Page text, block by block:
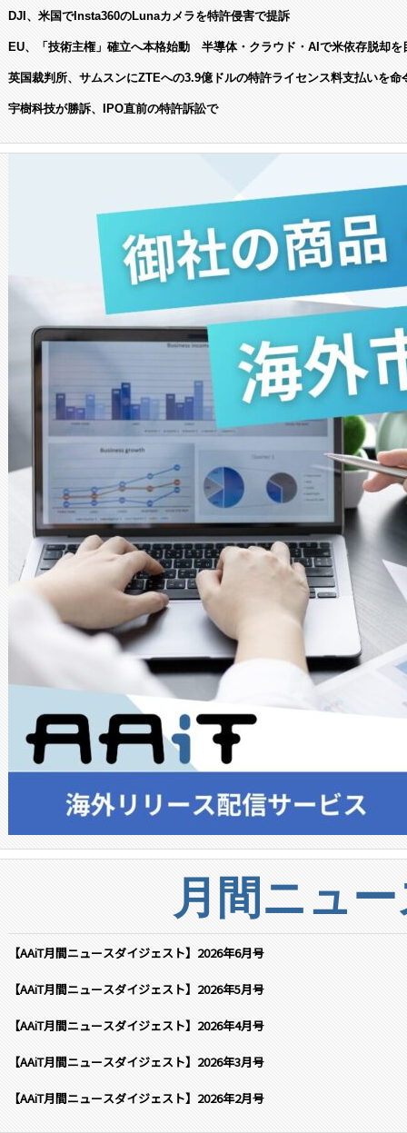
DJI、米国でInsta360のLunaカメラを特許侵害で提訴
EU、「技術主権」確立へ本格始動 半導体・クラウド・AIで米依存脱却を
英国裁判所、サムスンにZTEへの3.9億ドルの特許ライセンス料支払いを命
宇樹科技が勝訴、IPO直前の特許訴訟で
月間ニュ
【AAiT月間ニュースダイジェスト】2026年6月号
【AAiT月間ニュースダイジェスト】2026年5月号
【AAiT月間ニュースダイジェスト】2026年4月号
【AAiT月間ニュースダイジェスト】2026年3月号
【AAiT月間ニュースダイジェスト】2026年2月号